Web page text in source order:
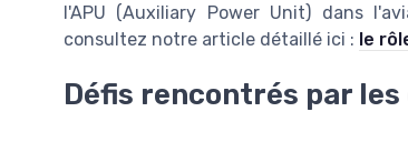
l'APU (Auxiliary Power Unit) dans
consultez notre article détaillé ici : le
Défis rencontrés par